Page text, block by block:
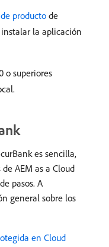
productode
la aplicación
o superiores
es sencilla,
AEM as a Cloud
pasos. A
general sobre los
en Cloud